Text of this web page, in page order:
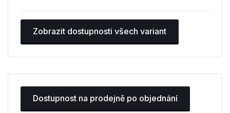
Zobrazit dostupnosti všech variant
Dostupnost na prodejně po objednání